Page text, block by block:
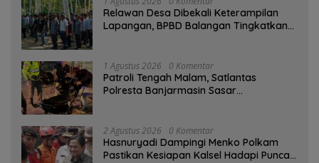
Relawan Desa Dibekali Keterampilan
Lapangan, BPBD Balangan Tingkatkan
1 Agustus 2026 0 Komentar
Patroli Tengah Malam, Satlantas
Polresta Banjarmasin Sasar
2 Agustus 2026 0 Komentar
Hasnuryadi Dampingi Menko Polkam
Pastikan Kesiapan Kalsel Hadapi Puncak